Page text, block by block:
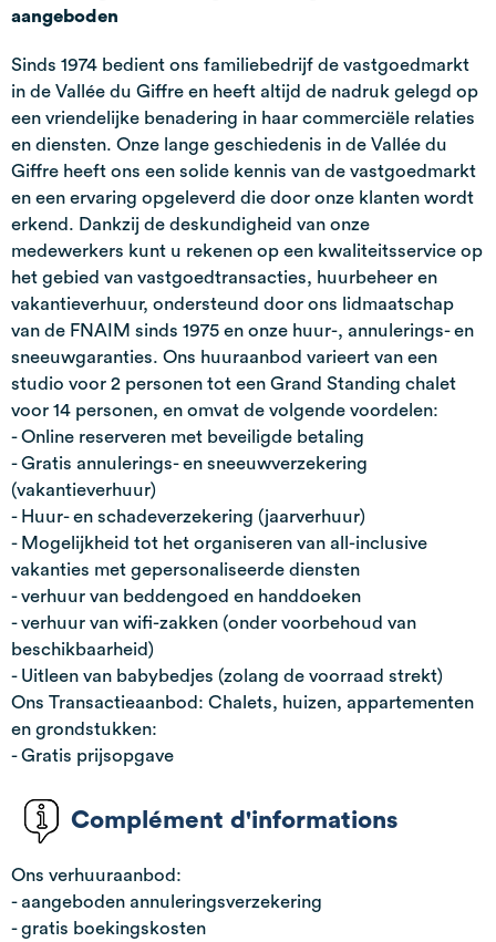
aangeboden
Sinds 1974 bedient ons familiebedrijf de vastgoedmarkt
in de Vallée du Giffre en heeft altijd de nadruk gelegd op
een vriendelijke benadering in haar commerciële relaties
en diensten. Onze lange geschiedenis in de Vallée du
Giffre heeft ons een solide kennis van de vastgoedmarkt
en een ervaring opgeleverd die door onze klanten wordt
erkend. Dankzij de deskundigheid van onze
medewerkers kunt u rekenen op een kwaliteitsservice op
het gebied van vastgoedtransacties, huurbeheer en
vakantieverhuur, ondersteund door ons lidmaatschap
van de FNAIM sinds 1975 en onze huur-, annulerings- en
sneeuwgaranties. Ons huuraanbod varieert van een
studio voor 2 personen tot een Grand Standing chalet
voor 14 personen, en omvat de volgende voordelen:
- Online reserveren met beveiligde betaling
- Gratis annulerings- en sneeuwverzekering
(vakantieverhuur)
- Huur- en schadeverzekering (jaarverhuur)
- Mogelijkheid tot het organiseren van all-inclusive
vakanties met gepersonaliseerde diensten
- verhuur van beddengoed en handdoeken
- verhuur van wifi-zakken (onder voorbehoud van
beschikbaarheid)
- Uitleen van babybedjes (zolang de voorraad strekt)
Ons Transactieaanbod: Chalets, huizen, appartementen
en grondstukken:
- Gratis prijsopgave
Complément d'informations
Ons verhuuraanbod:
- aangeboden annuleringsverzekering
- gratis boekingskosten